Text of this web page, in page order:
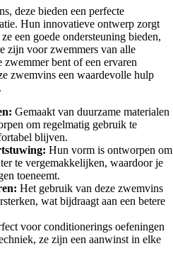
deze bieden een perfecte
Hun innovatieve ontwerp zorgt
een goede ondersteuning bieden,
zijn voor zwemmers van alle
bent of een ervaren
zwemvins een waardevolle hulp
Gemaakt van duurzame materialen
om regelmatig gebruik te
blijven.
Hun vorm is ontworpen om
te vergemakkelijken, waardoor je
toeneemt.
Het gebruik van deze zwemvins
wat bijdraagt aan een betere
voor conditionerings oefeningen
ze zijn een aanwinst in elke